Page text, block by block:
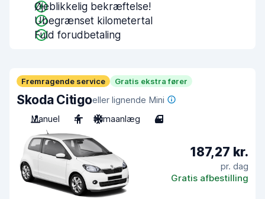
Øjeblikkelig bekræftelse!
Ubegrænset kilometertal
Fuld forudbetaling
Fremragende service Gratis ekstra fører
Skoda Citigoeller lignende Mini
Manuel
4 Klimaanlæg 4
187,27 kr.
pr. dag
Gratis afbestilling